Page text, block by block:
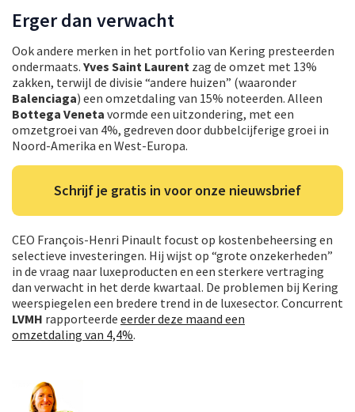
Erger dan verwacht
Ook andere merken in het portfolio van Kering presteerden
ondermaats. Yves Saint Laurent zag de omzet met 13%
zakken, terwijl de divisie “andere huizen” (waaronder
Balenciaga) een omzetdaling van 15% noteerden. Alleen
Bottega Veneta vormde een uitzondering, met een
omzetgroei van 4%, gedreven door dubbelcijferige groei in
Noord-Amerika en West-Europa.
Schrijf je gratis in voor onze nieuwsbrief
CEO François-Henri Pinault focust op kostenbeheersing en
selectieve investeringen. Hij wijst op “grote onzekerheden”
in de vraag naar luxeproducten en een sterkere vertraging
dan verwacht in het derde kwartaal. De problemen bij Kering
weerspiegelen een bredere trend in de luxesector. Concurrent
LVMH rapporteerde eerder deze maand een
omzetdaling van 4,4%.